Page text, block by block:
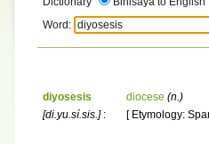
Word:
diyosesis
[di.yu.sí.sis.]:
diocese (n.)
[ Etymology: